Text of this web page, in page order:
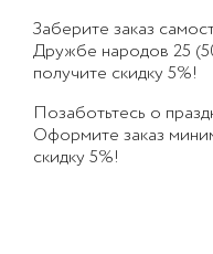
Заберите заказ
Дружбе народов 25
получите скидку 5%!
Позаботьтесь о
Оформите заказ
скидку 5%!